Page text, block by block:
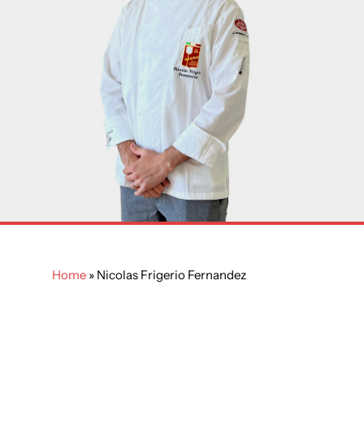
Home » Nicolas Frigerio Fernandez